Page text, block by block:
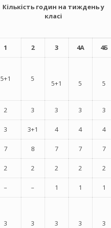
Кількість годин на тиждень у
класі
1 2 3 4А 4Б
5+1 5
5+1 5 5
2 3 3 3 3
3 3+1 4 4 4
7 8 7 7 7
2 2 2 2 2
– – 1 1 1
3 3 3 3 3